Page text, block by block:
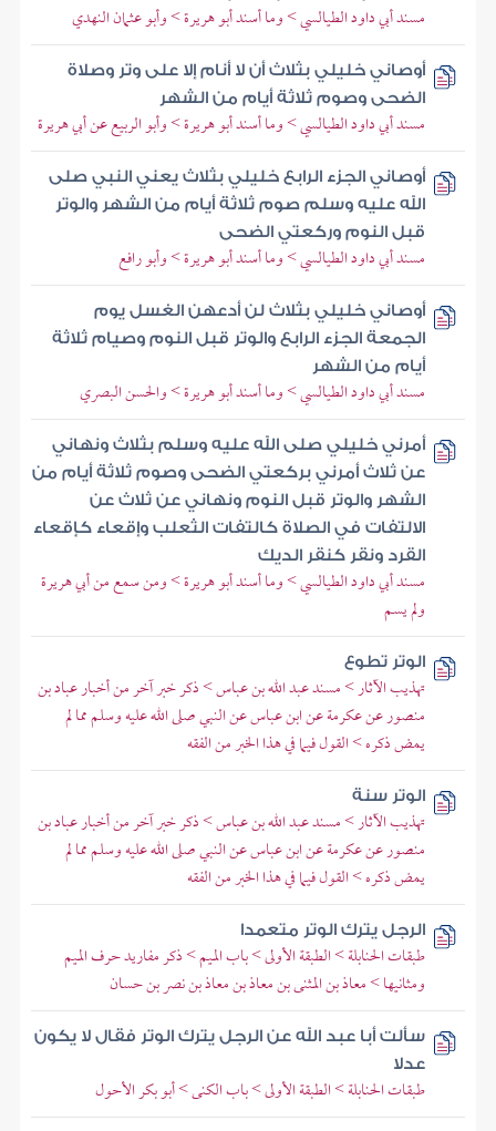
مسند أبي داود الطيالسي > وما أسند أبو هريرة > وأبو عثمان النهدي
أوصاني خليلي بثلاث أن لا أنام إلا على وتر وصلاة
الضحى وصوم ثلاثة أيام من الشهر
مسند أبي داود الطيالسي > وما أسند أبو هريرة > وأبو الربيع عن أبي هريرة
أوصاني الجزء الرابع خليلي بثلاث يعني النبي صلى
الله عليه وسلم صوم ثلاثة أيام من الشهر والوتر
قبل النوم وركعتي الضحى
مسند أبي داود الطيالسي > وما أسند أبو هريرة > وأبو رافع
أوصاني خليلي بثلاث لن أدعهن الغسل يوم
الجمعة الجزء الرابع والوتر قبل النوم وصيام ثلاثة
أيام من الشهر
مسند أبي داود الطيالسي > وما أسند أبو هريرة > والحسن البصري
أمرني خليلي صلى الله عليه وسلم بثلاث ونهاني
عن ثلاث أمرني بركعتي الضحى وصوم ثلاثة أيام من
الشهر والوتر قبل النوم ونهاني عن ثلاث عن
الالتفات في الصلاة كالتفات الثعلب وإقعاء كإقعاء
القرد ونقر كنقر الديك
مسند أبي داود الطيالسي > وما أسند أبو هريرة > ومن سمع من أبي هريرة
ولم يسم
الوتر تطوع
تهذيب الآثار > مسند عبد الله بن عباس > ذكر خبر آخر من أخبار عباد بن
منصور عن عكرمة عن ابن عباس عن النبي صلى الله عليه وسلم مما لم
يمض ذكره > القول فيما في هذا الخبر من الفقه
الوتر سنة
تهذيب الآثار > مسند عبد الله بن عباس > ذكر خبر آخر من أخبار عباد بن
منصور عن عكرمة عن ابن عباس عن النبي صلى الله عليه وسلم مما لم
يمض ذكره > القول فيما في هذا الخبر من الفقه
الرجل يترك الوتر متعمدا
طبقات الحنابلة > الطبقة الأولى > باب الميم > ذكر مفاريد حرف الميم
ومثانيها > معاذ بن المثنى بن معاذ بن معاذ بن نصر بن حسان
سألت أبا عبد الله عن الرجل يترك الوتر فقال لا يكون
عدلا
طبقات الحنابلة > الطبقة الأولى > باب الكنى > أبو بكر الأحول